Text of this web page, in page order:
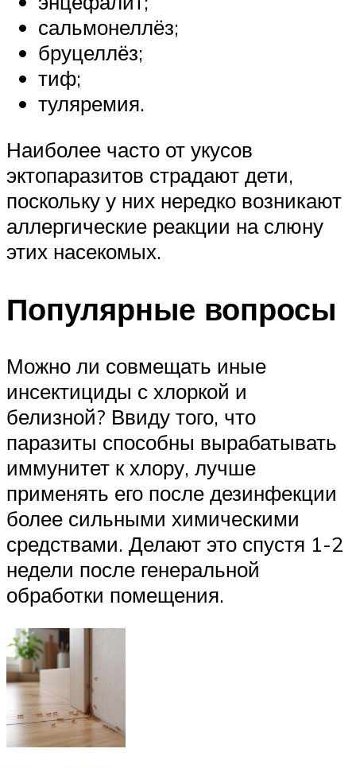
сальмонеллёз;
бруцеллёз;
тиф;
туляремия.
Наиболее часто от укусов
эктопаразитов страдают дети,
поскольку у них нередко возникают
аллергические реакции на слюну
этих насекомых.
Популярные вопросы
Можно ли совмещать иные
инсектициды с хлоркой и
белизной? Ввиду того, что
паразиты способны вырабатывать
иммунитет к хлору, лучше
применять его после дезинфекции
более сильными химическими
средствами. Делают это спустя 1-2
недели после генеральной
обработки помещения.